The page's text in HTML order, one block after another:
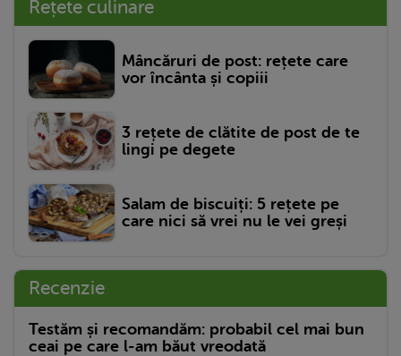
Rețete culinare
Mâncăruri de post: rețete care
vor încânta și copiii
3 rețete de clătite de post de te
lingi pe degete
Salam de biscuiți: 5 rețete pe
care nici să vrei nu le vei greși
Recenzie
Testăm și recomandăm: probabil cel mai bun
ceai pe care l-am băut vreodată